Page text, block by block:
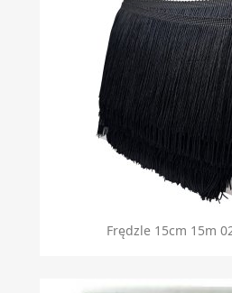
Frędzle 15cm 15m